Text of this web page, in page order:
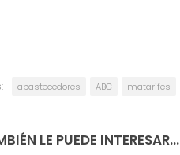
abastecedores ABC matarifes
LE PUEDE INTERESAR...